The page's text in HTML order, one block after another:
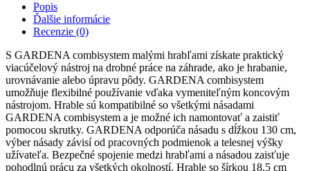
Popis
Ďalšie informácie
Recenzie (0)
S GARDENA combisystem malými hrabľami získate praktický
viacúčelový nástroj na drobné práce na záhrade, ako je hrabanie,
urovnávanie alebo úpravu pôdy. GARDENA combisystem
umožňuje flexibilné používanie vďaka vymeniteľným koncovým
nástrojom. Hrable sú kompatibilné so všetkými násadami
GARDENA combisystem a je možné ich namontovať a zaistiť
pomocou skrutky. GARDENA odporúča násadu s dĺžkou 130 cm,
výber násady závisí od pracovných podmienok a telesnej výšky
užívateľa. Bezpečné spojenie medzi hrabľami a násadou zaisťuje
pohodlnú prácu za všetkých okolností. Hrable so šírkou 18,5 cm